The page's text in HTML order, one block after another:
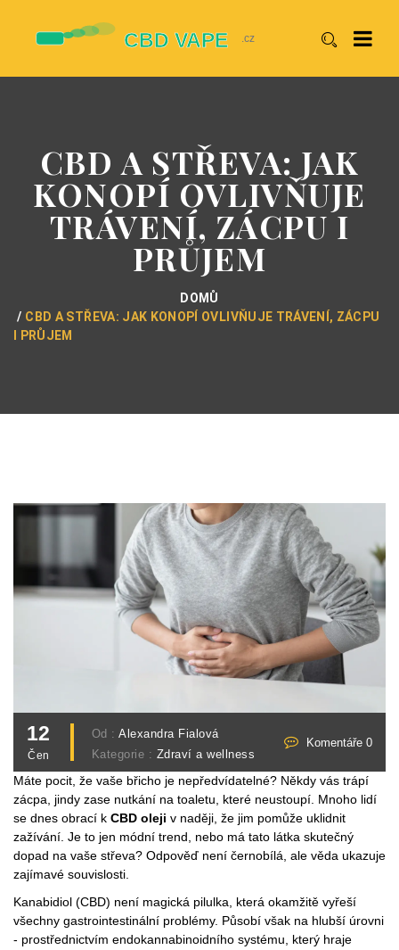
CBD A STŘEVA: JAK
KONOPÍ OVLIVŇUJE
TRÁVENÍ, ZÁCPU I
PRŮJEM
DOMŮ
CBD A STŘEVA: JAK KONOPÍ OVLIVŇUJE TRÁVENÍ, ZÁCPU
I PRŮJEM
12
Čen
Od :Alexandra Fialová
Kategorie : Zdraví a wellness
Komentáře 0
Máte pocit, že vaše břicho je nepředvídatelné? Někdy vás trápí
zácpa, jindy zase nutkání na toaletu, které neustoupí. Mnoho lidí
se dnes obrací k CBD oleji v naději, že jim pomůže uklidnit
zažívání. Je to jen módní trend, nebo má tato látka skutečný
dopad na vaše střeva? Odpověď není černobílá, ale věda ukazuje
zajímavé souvislosti.
Kanabidiol (CBD) není magická pilulka, která okamžitě vyřeší
všechny gastrointestinální problémy. Působí však na hlubší úrovni
- prostřednictvím endokannabinoidního systému, který hraje